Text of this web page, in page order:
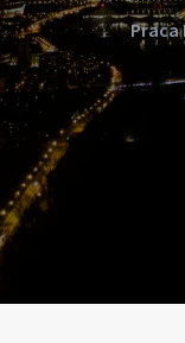
Praca